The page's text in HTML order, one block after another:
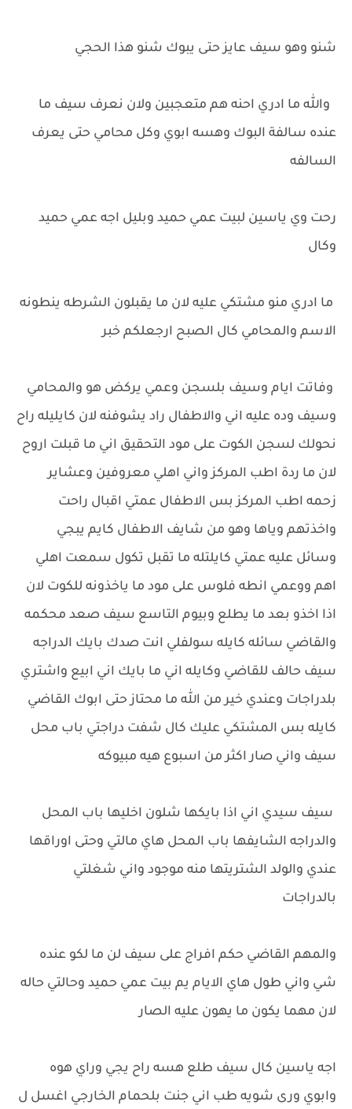
شنو وهو سيف عايز حتى يبوك شنو هذا الحجي
والله ما ادري احنه هم متعجبين ولان نعرف سيف ما
عنده سالفة البوك وهسه ابوي وكل محامي حتى يعرف
السالفه
رحت وي ياسين لبيت عمي حميد وبليل اجه عمي حميد
وكال
ما ادري منو مشتكي عليه لان ما يقبلون الشرطه ينطونه
الاسم والمحامي كال الصبح ارجعلكم خبر
وفاتت ايام وسيف بلسجن وعمي يركض هو والمحامي
وسيف وده عليه اني والاطفال راد يشوفنه لان كايليله راح
نحولك لسجن الكوت على مود التحقيق اني ما قبلت اروح
لان ما ردة اطب المركز واني اهلي معروفين وعشاير
زحمه اطب المركز بس الاطفال عمتي اقبال راحت
واخذتهم وياها وهو من شايف الاطفال كايم يبجي
وسائل عليه عمتي كايلتله ما تقبل تكول سمعت اهلي
اهم ووعمي انطه فلوس على مود ما ياخذونه للكوت لان
اذا اخذو بعد ما يطلع وبيوم التاسع سيف صعد محكمه
والقاضي سائله كايله سولفلي انت صدك بايك الدراجه
سيف حالف للقاضي وكايله اني ما بايك اني ابيع واشتري
بلدراجات وعندي خير من الله ما محتاز حتى ابوك القاضي
كايله بس المشتكي عليك كال شفت دراجتي باب محل
سيف واني صار اكثر من اسبوع هيه مبيوكه
سيف سيدي اني اذا بايكها شلون اخليها باب المحل
والدراجه الشايفها باب المحل هاي مالتي وحتى اوراقها
عندي والولد الشتريتها منه موجود واني شغلتي
بالدراجات
والمهم القاضي حكم افراج على سيف لن ما لكو عنده
شي واني طول هاي الايام يم بيت عمي حميد وحالتي حاله
لان مهما يكون ما يهون عليه الصار
اجه ياسين كال سيف طلع هسه راح يجي وراي هوه
وابوي ورى شويه طب اني جنت بلحمام الخارجي اغسل ل